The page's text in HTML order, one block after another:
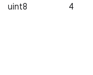
4
uint8